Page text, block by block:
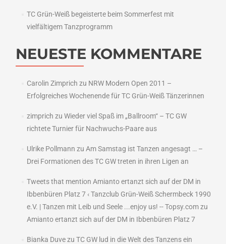
TC Grün-Weiß begeisterte beim Sommerfest mit
vielfältigem Tanzprogramm
NEUESTE KOMMENTARE
Carolin Zimprich zu NRW Modern Open 2011 –
Erfolgreiches Wochenende für TC Grün-Weiß Tänzerinnen
zimprich zu Wieder viel Spaß im „Ballroom“ – TC GW
richtete Turnier für Nachwuchs-Paare aus
Ulrike Pollmann zu Am Samstag ist Tanzen angesagt … –
Drei Formationen des TC GW treten in ihren Ligen an
Tweets that mention Amianto ertanzt sich auf der DM in
Ibbenbüren Platz 7 ‹ Tanzclub Grün-Weiß Schermbeck 1990
e.V. | Tanzen mit Leib und Seele ...enjoy us! -- Topsy.comzu
Amianto ertanzt sich auf der DM in Ibbenbüren Platz 7
Bianka Duvezu TC GW lud in die Welt des Tanzens ein